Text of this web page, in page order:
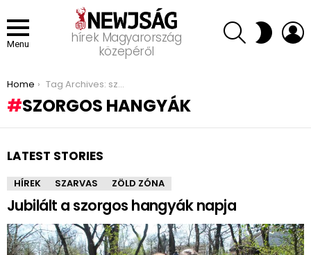
Menu
hírek Magyarország
közepéről
SEARCH SWITCH
SKIN
You are here:
Home Tag Archives: szorgos hangyák
SZORGOS HANGYÁK
LATEST STORIES
HÍREK SZARVAS ZÖLD ZÓNA
Jubilált a szorgos hangyák napja